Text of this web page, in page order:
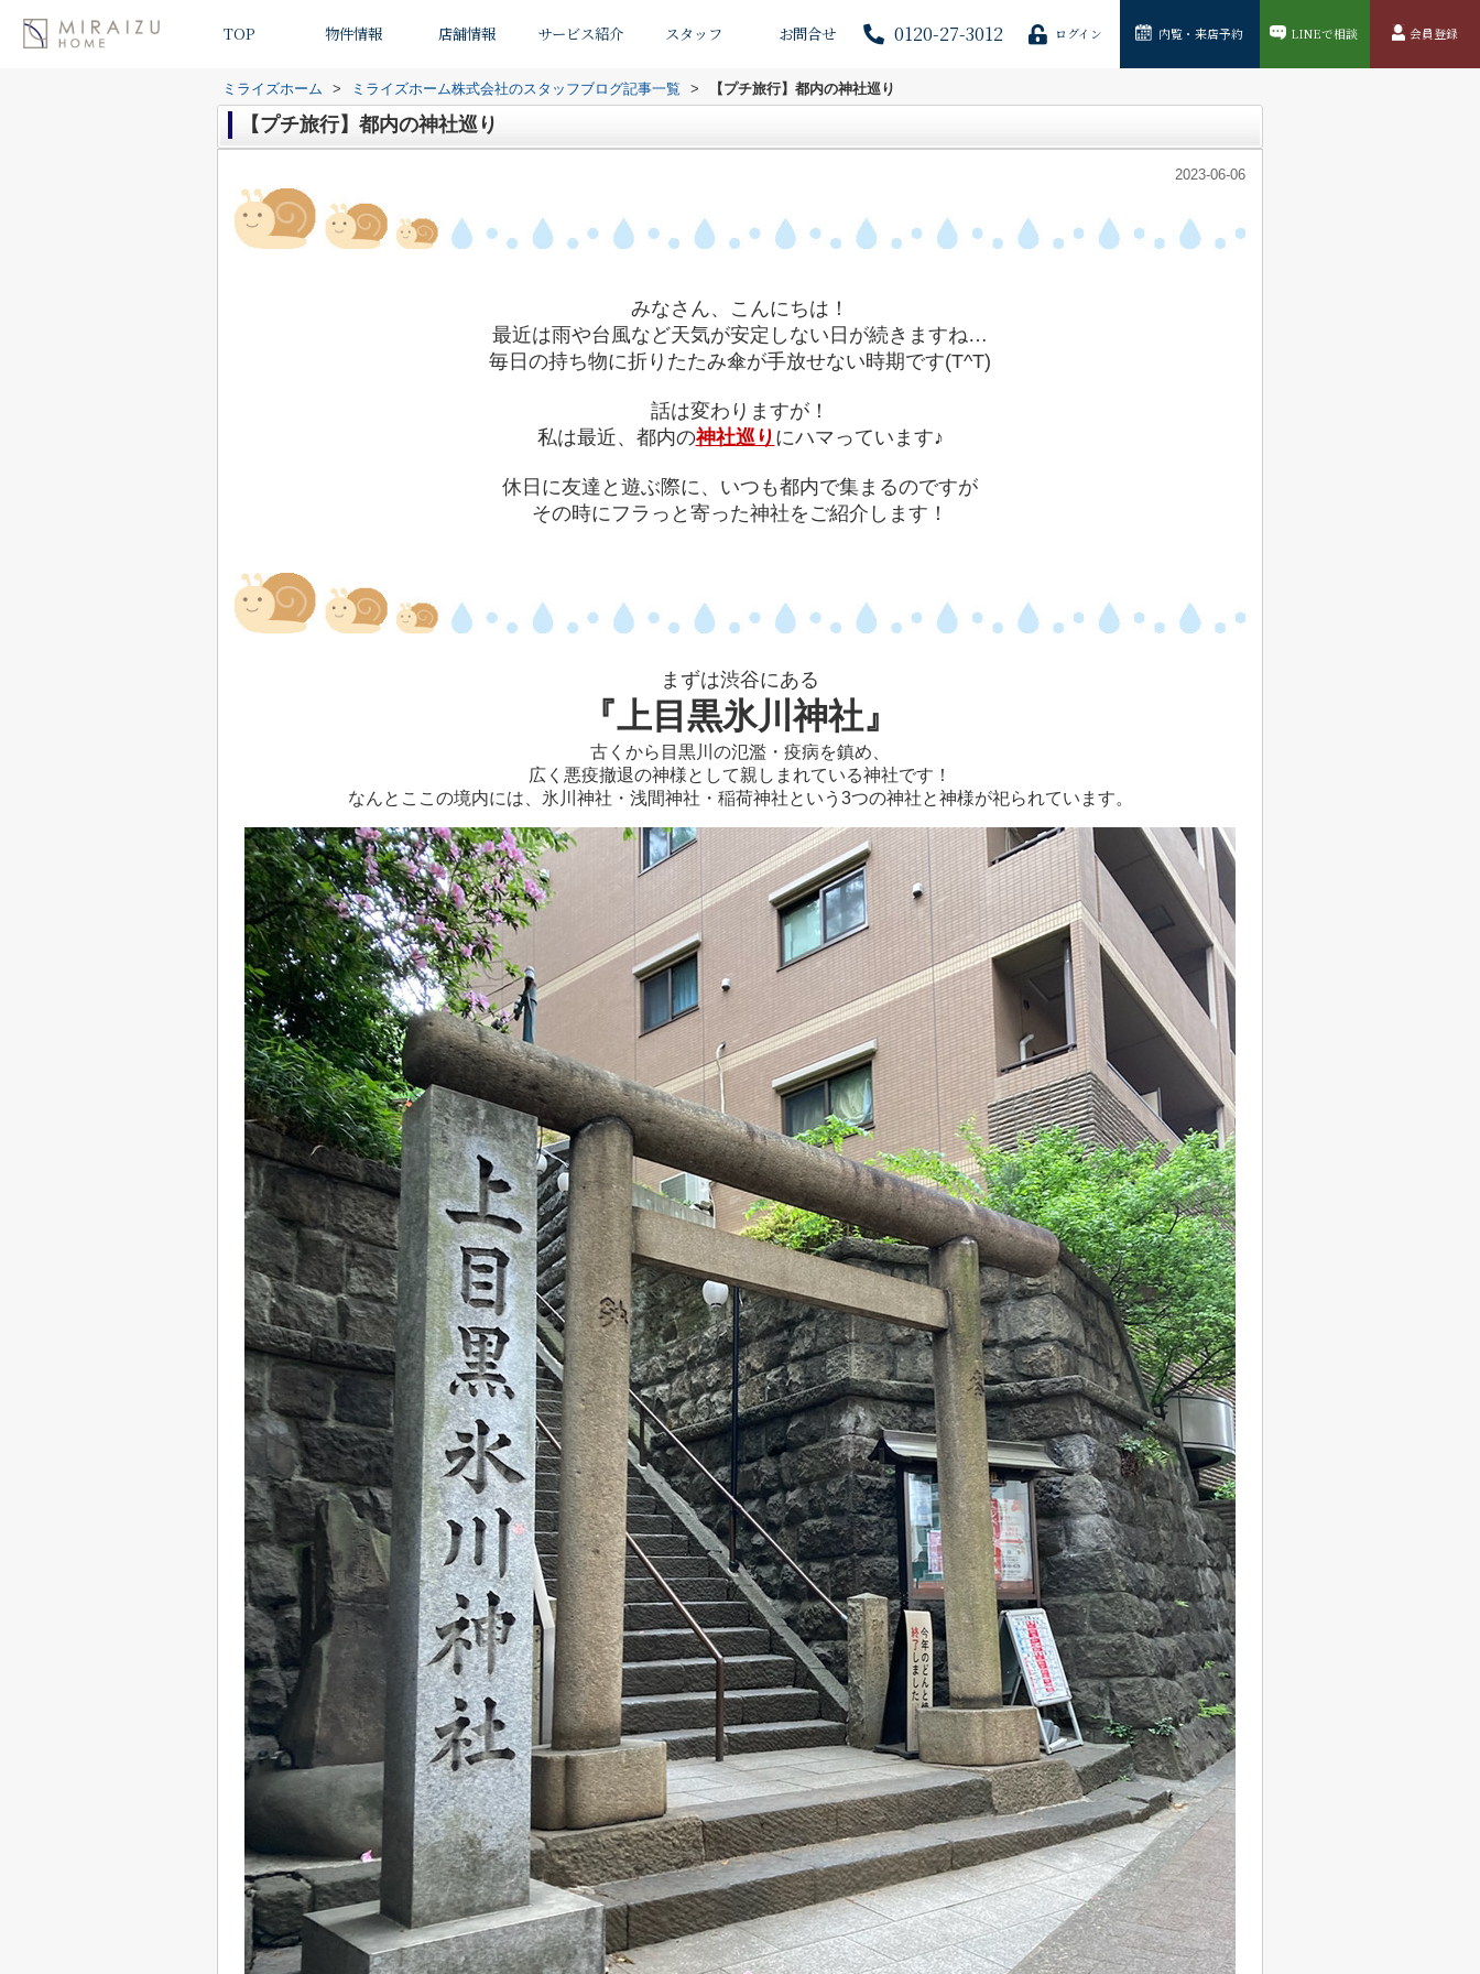
TOP 物件情報 店舗情報 サービス紹介 スタッフ お問合せ 0120-27-3012 ログイン 内覧・来店予約 LINEで相談 会員登録
ミライズホーム > ミライズホーム株式会社のスタッフブログ記事一覧 > 【プチ旅行】都内の神社巡り
【プチ旅行】都内の神社巡り
2023-06-06
みなさん、こんにちは！
最近は雨や台風など天気が安定しない日が続きますね…
毎日の持ち物に折りたたみ傘が手放せない時期です(T^T)
話は変わりますが！
私は最近、都内の神社巡り にハマっています♪
休日に友達と遊ぶ際に、いつも都内で集まるのですが
その時にフラっと寄った神社をご紹介します！
まずは渋谷にある
『上目黒氷川神社』
古くから目黒川の氾濫・疫病を鎮め、
広く悪疫撤退の神様として親しまれている神社です！
なんとここの境内には、氷川神社・浅間神社・稲荷神社という3つの神社と神様が祀られています。